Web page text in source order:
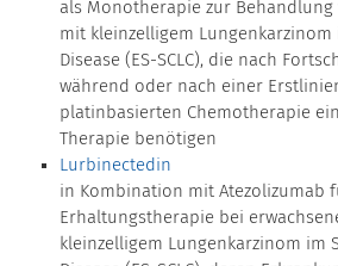
als Monotherapie zur Behandlung
mit kleinzelligem Lungenkarzinom
Disease (ES-SCLC), die nach
während oder nach einer
platinbasierten Chemotherapie
Therapie benötigen
Lurbinectedin
in Kombination mit Atezolizumab
Erhaltungstherapie bei
kleinzelligem Lungenkarzinom im